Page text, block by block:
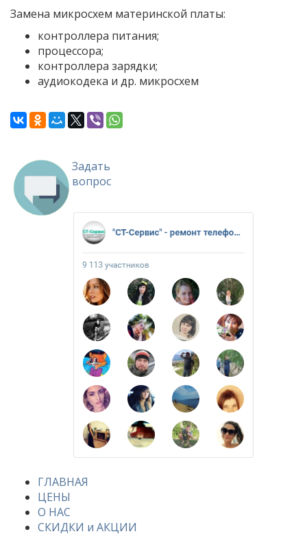
Замена микросхем материнской платы:
контроллера питания;
процессора;
контроллера зарядки;
аудиокодека и др. микросхем
Задать
вопрос
ГЛАВНАЯ
ЦЕНЫ
О НАС
СКИДКИ и АКЦИИ